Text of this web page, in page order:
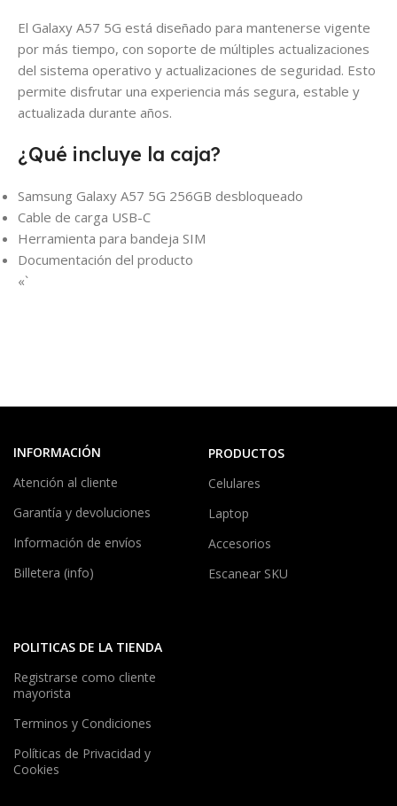
El Galaxy A57 5G está diseñado para mantenerse vigente
por más tiempo, con soporte de múltiples actualizaciones
del sistema operativo y actualizaciones de seguridad. Esto
permite disfrutar una experiencia más segura, estable y
actualizada durante años.
¿Qué incluye la caja?
Samsung Galaxy A57 5G 256GB desbloqueado
Cable de carga USB-C
Herramienta para bandeja SIM
Documentación del producto
«`
INFORMACIÓN
Atención al cliente
Garantía y devoluciones
Información de envíos
Billetera (info)
PRODUCTOS
Celulares
Laptop
Accesorios
Escanear SKU
POLITICAS DE LA TIENDA
Registrarse como cliente
mayorista
Terminos y Condiciones
Políticas de Privacidad y
Cookies